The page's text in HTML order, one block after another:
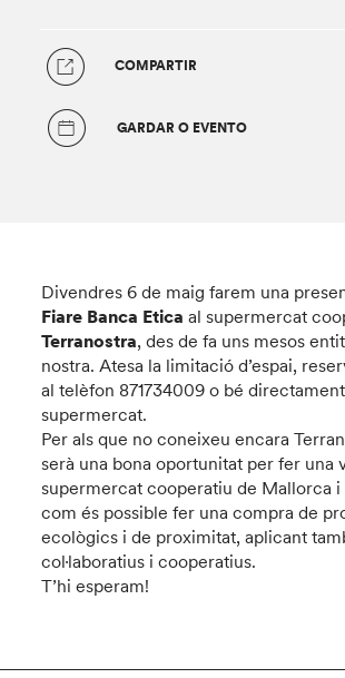
COMPARTIR
GARDAR O EVENTO
Divendres 6 de maig farem una
Fiare Banca Etica al supermercat
Terranostra, des de fa uns mesos
nostra. Atesa la limitació d’espai,
al telèfon 871734009 o bé
supermercat.
Per als que no coneixeu encara
serà una bona oportunitat per fer una
supermercat cooperatiu de Mallorca
com és possible fer una compra de
ecològics i de proximitat, aplicant
col·laboratius i cooperatius.
T’hi esperam!